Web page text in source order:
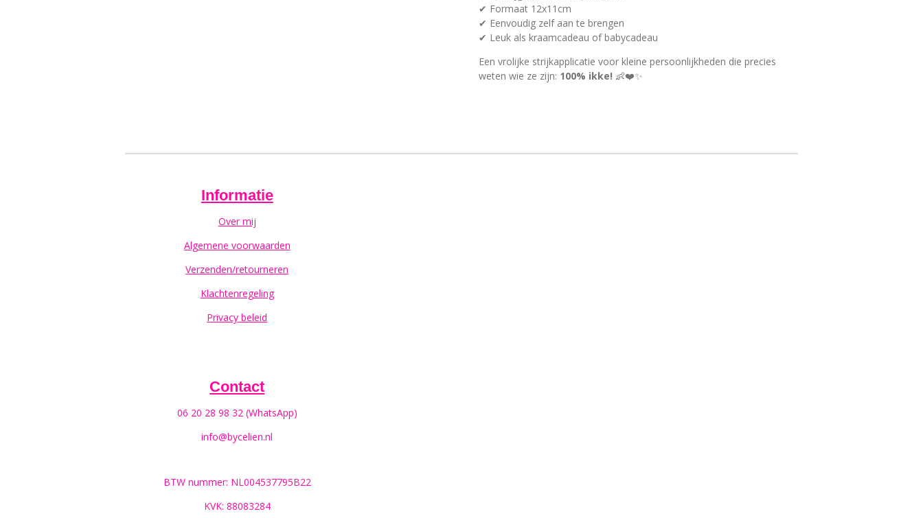
✔ Formaat 12x11cm
✔ Eenvoudig zelf aan te brengen
✔ Leuk als kraamcadeau of babycadeau
Een vrolijke strijkapplicatie voor kleine persoonlijkheden die precies
weten wie ze zijn: 100% ikke! 👶❤️✨
Informatie
Over mij
Algemene voorwaarden
Verzenden/retourneren
Klachtenregeling
Privacy beleid
Contact
06 20 28 98 32 (WhatsApp)
info@bycelien.nl
BTW nummer: NL004537795B22
KVK: 88083284